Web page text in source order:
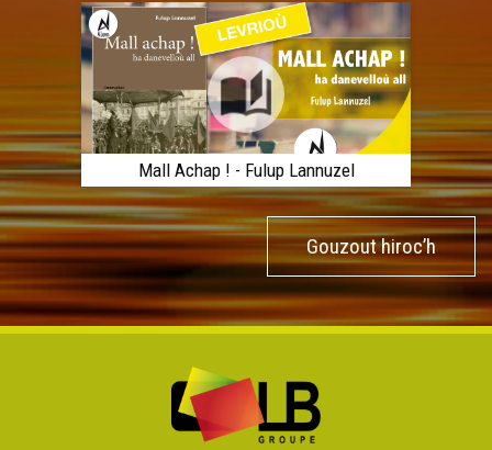
Mall Achap ! - Fulup Lannuzel
Gouzout hiroc’h